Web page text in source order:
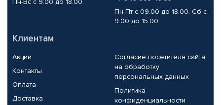
Пн-Пт с 09.00 до 18.00, Сб с
9.00 до 15.00
Клиентам
Акции
Контакты
Оплата
Доставка
Согласие посетителя сайта
на обработку
персональных данных
Политика
конфиденциальности